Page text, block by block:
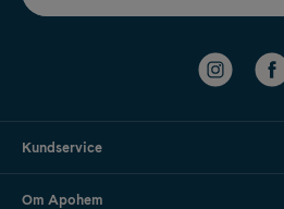
Kundservice
Om Apohem